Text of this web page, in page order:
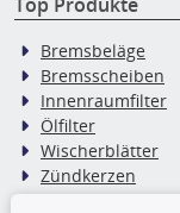
Bremsbeläge
Bremsscheiben
Innenraumfilter
Ölfilter
Wischerblätter
Zündkerzen